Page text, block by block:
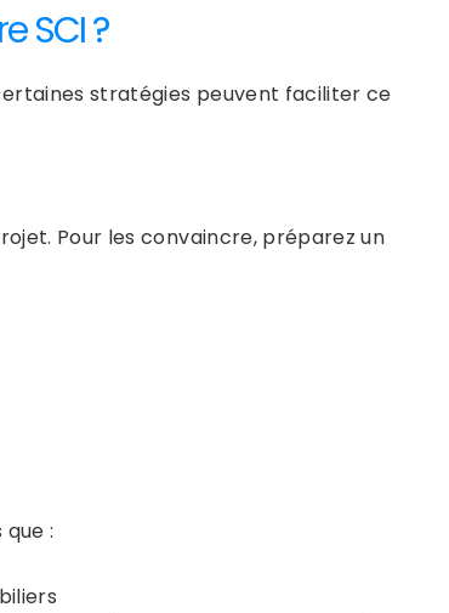
SCI ?
stratégies peuvent faciliter ce
Pour les convaincre, préparez un
: